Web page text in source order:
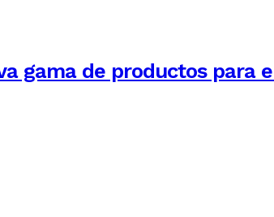
gama de productos para